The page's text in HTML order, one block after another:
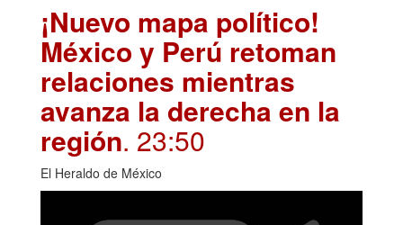
¡Nuevo mapa político!
México y Perú retoman
relaciones mientras
avanza la derecha en la
región. 23:50
El Heraldo de México